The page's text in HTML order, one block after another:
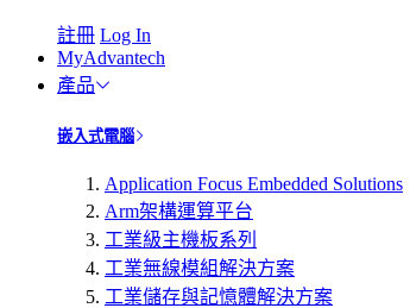
註冊 Log In
MyAdvantech
產品
嵌入式電腦
Application Focus Embedded Solutions
Arm架構運算平台
工業級主機板系列
工業無線模組解決方案
工業儲存與記憶體解決方案